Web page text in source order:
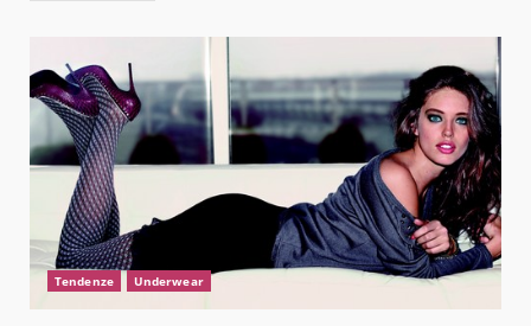
Tendenze Underwear